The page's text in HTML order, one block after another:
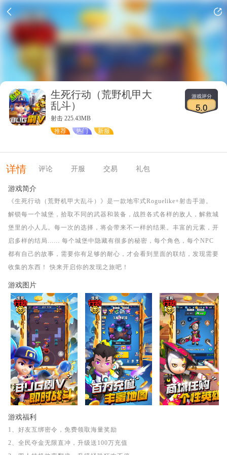
生死行动（荒野机甲大
乱斗）
射击 225.43MB
推荐
热门 新服
游戏评分
5.0
详情 评论 开服 交易 礼包
游戏简介
《生死行动（荒野机甲大乱斗）》是一款地牢式Roguelike+射击手游。
解锁每一个城堡，拾取不同的武器和装备，战胜各式各样的敌人，解救城
堡里的小人儿。每一次的选择，将会带来不一样的结果。丰富的元素，开
启多样的结局...... 每个城堡中隐藏有很多的秘密，每个角色，每个NPC
都有自己的故事，需要你有足够的耐心，才会看到里面的联结，发现需要
收集的东西！ 快来开启你的发现之旅吧！
游戏图片
游戏福利
1、好友互绑密令，免费领取海量奖励
2、全民夺金无限直冲，升级送100万充值